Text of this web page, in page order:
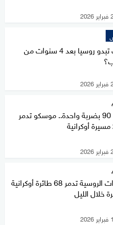
كيف تبدو روسيا بعد 4 سنوات من
منها 90 بضربة واحدة.. موسكو تدمر
القوات الروسية تدمر 68 طائرة أوكرانية
خلال الليل